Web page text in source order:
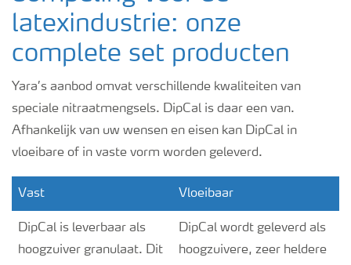
latexindustrie: onze
complete set producten
Yara’s aanbod omvat verschillende kwaliteiten van
speciale nitraatmengsels. DipCal is daar een van.
Afhankelijk van uw wensen en eisen kan DipCal in
vloeibare of in vaste vorm worden geleverd.
Vast Vloeibaar
DipCal is leverbaar als
hoogzuiver granulaat. Dit
DipCal wordt geleverd als
hoogzuivere, zeer heldere